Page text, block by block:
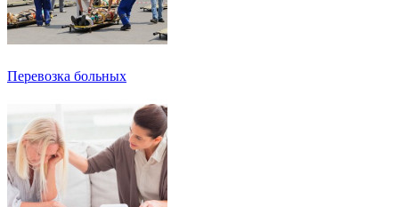
Перевозка больных